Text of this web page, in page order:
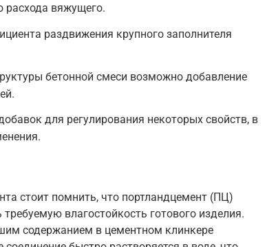
расхода вяжущего.
раздвижения крупного заполнителя
бетонной смеси возможно добавление
для регулирования некоторых свойств, в
стоит помнить, что портландцемент (ПЦ)
влагостойкость готового изделия.
содержанием в цементном клинкере